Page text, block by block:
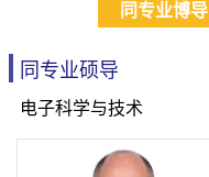
同专业博导
同专业硕导
电子科学与技术